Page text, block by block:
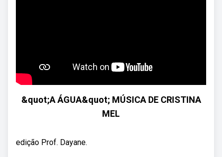
&quot;A ÁGUA&quot; MÚSICA DE CRISTINA
MEL
edição Prof. Dayane.